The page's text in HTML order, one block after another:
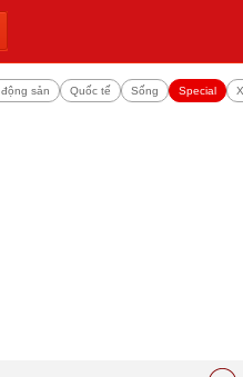
sản Quốc tế Sống Special